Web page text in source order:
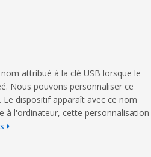
attribué à la clé USB lorsque le
Nous pouvons personnaliser ce
dispositif apparaît avec ce nom
à l'ordinateur, cette personnalisation